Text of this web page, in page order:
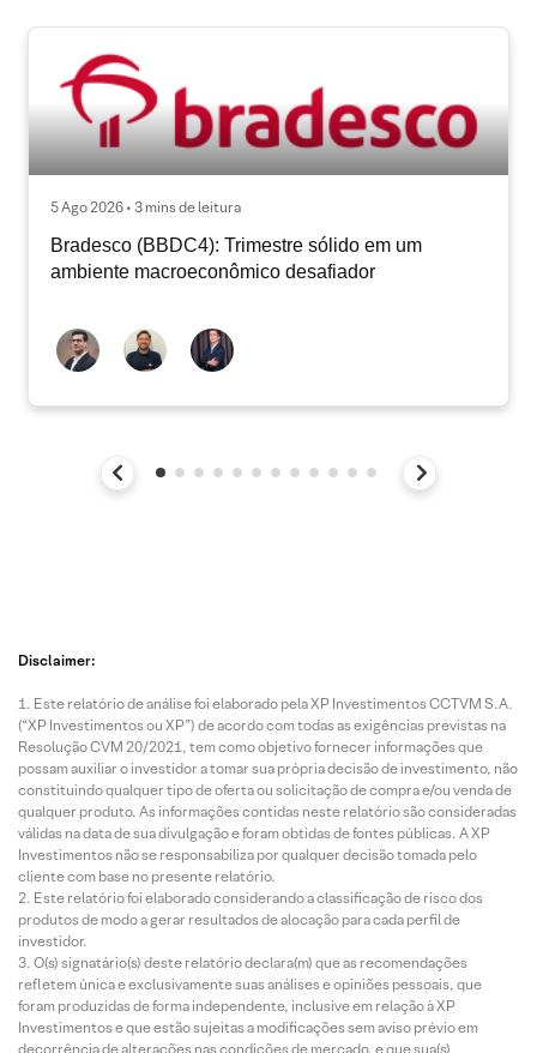
5 Ago 2026 • 3 mins de leitura
Bradesco (BBDC4): Trimestre sólido em um
ambiente macroeconômico desafiador
Disclaimer:
Este relatório de análise foi elaborado pela XP Investimentos CCTVM S.A.
(“XP Investimentos ou XP”) de acordo com todas as exigências previstas na
Resolução CVM 20/2021, tem como objetivo fornecer informações que
possam auxiliar o investidor a tomar sua própria decisão de investimento, não
constituindo qualquer tipo de oferta ou solicitação de compra e/ou venda de
qualquer produto. As informações contidas neste relatório são consideradas
válidas na data de sua divulgação e foram obtidas de fontes públicas. A XP
Investimentos não se responsabiliza por qualquer decisão tomada pelo
cliente com base no presente relatório.
Este relatório foi elaborado considerando a classificação de risco dos
produtos de modo a gerar resultados de alocação para cada perfil de
investidor.
O(s) signatário(s) deste relatório declara(m) que as recomendações
refletem única e exclusivamente suas análises e opiniões pessoais, que
foram produzidas de forma independente, inclusive em relação à XP
Investimentos e que estão sujeitas a modificações sem aviso prévio em
decorrência de alterações nas condições de mercado, e que sua(s)